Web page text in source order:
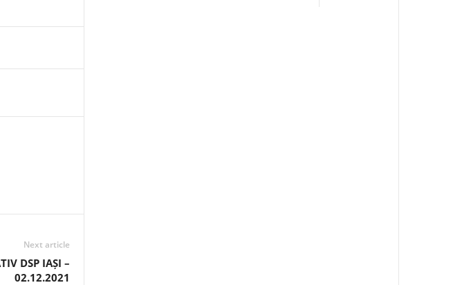
Next article
DSP IAȘI –
02.12.2021